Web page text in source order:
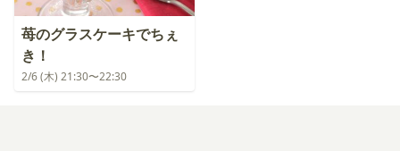
苺のグラスケーキでちぇ
き！
2/6 (木) 21:30〜22:30